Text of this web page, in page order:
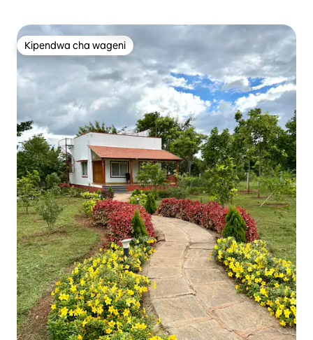
Kipendwa cha wageni
Kipendwa cha wageni